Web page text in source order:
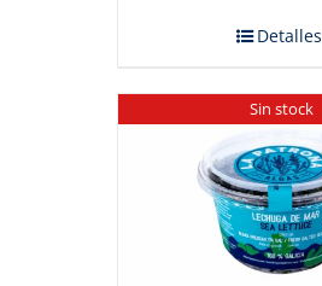
Detalles
Sin stock